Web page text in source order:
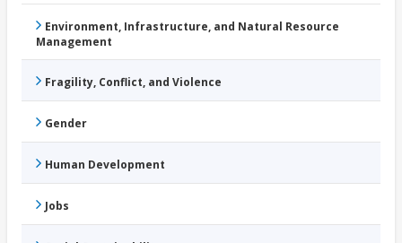
Environment, Infrastructure, and Natural Resource
Management
Fragility, Conflict, and Violence
Gender
Human Development
Jobs